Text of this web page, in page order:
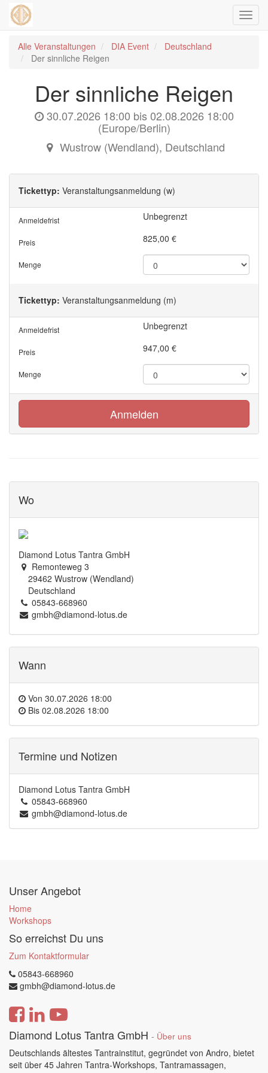
ein-/
Alle Veranstaltungen
DIA Event
Deutschland
Der sinnliche Reigen
Der sinnliche Reigen
30.07.2026 18:00 bis 02.08.2026 18:00
(Europe/Berlin)
Wustrow (Wendland), Deutschland
Tickettyp: Veranstaltungsanmeldung (w)
Anmeldefrist Unbegrenzt
Preis 825,00 €
Menge
Tickettyp: Veranstaltungsanmeldung (m)
Anmeldefrist Unbegrenzt
Preis 947,00 €
Menge
Anmelden
Wo
Diamond Lotus Tantra GmbH
Remonteweg 3
29462 Wustrow (Wendland)
Deutschland
05843-668960
gmbh@diamond-lotus.de
Wann
Von 30.07.2026 18:00
Bis 02.08.2026 18:00
Termine und Notizen
Diamond Lotus Tantra GmbH
05843-668960
gmbh@diamond-lotus.de
Unser Angebot
Home
Workshops
So erreichst Du uns
Zum Kontaktformular
05843-668960
gmbh@diamond-lotus.de
Diamond Lotus Tantra GmbH - Über uns
Deutschlands ältestes Tantrainstitut, gegründet von Andro, bietet
seit über 45 Jahren Tantra-Workshops, Tantramassagen,